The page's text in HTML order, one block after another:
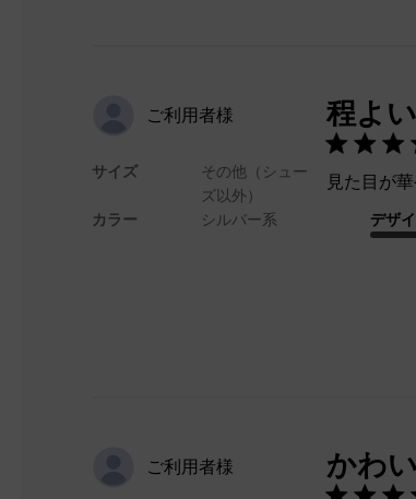
ご利用者様
サイズ
カラー
その他（シュー
ズ以外）
シルバー系
程よ
見た目が
デザ
ご利用者様 かわ